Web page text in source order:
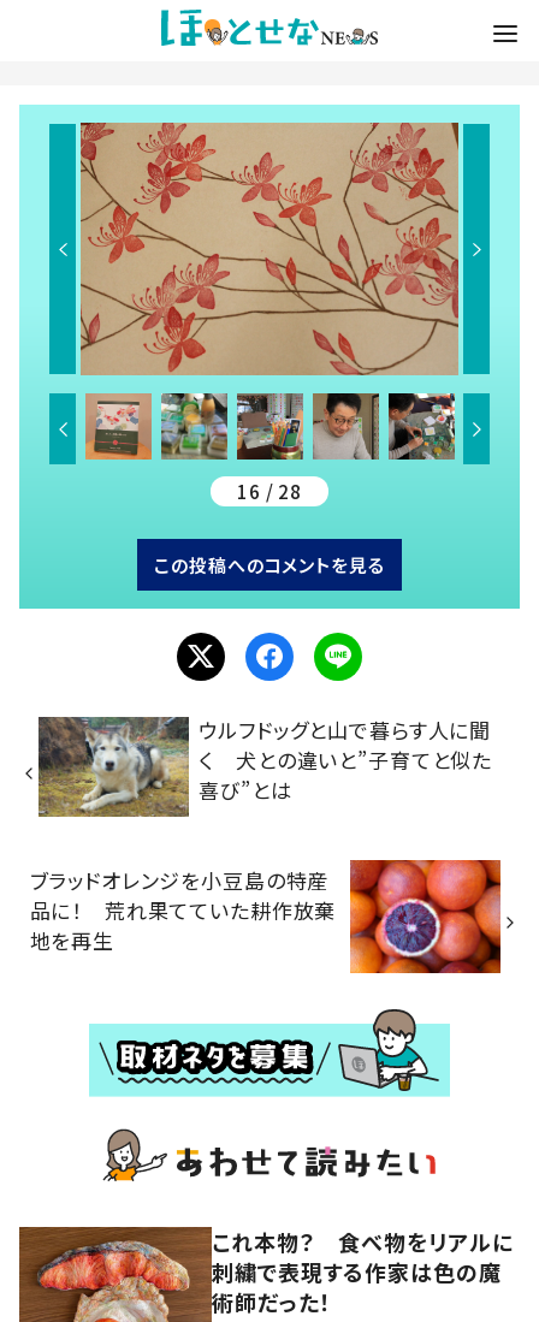
16 / 28
この投稿へのコメントを見る
ウルフドッグと山で暮らす人に聞
く 犬との違いと”子育てと似た
喜び”とは
ブラッドオレンジを小豆島の特産
品に！ 荒れ果てていた耕作放棄
地を再生
これ本物？ 食べ物をリアルに
刺繍で表現する作家は色の魔
術師だった！